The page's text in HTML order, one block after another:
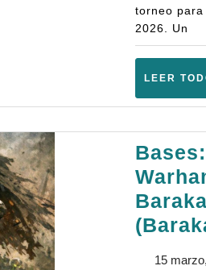
torneo para
2026. Un
LEER
15